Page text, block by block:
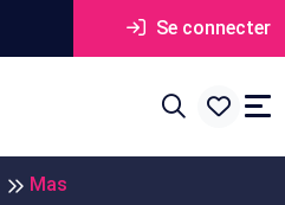
Se connecter
Mas